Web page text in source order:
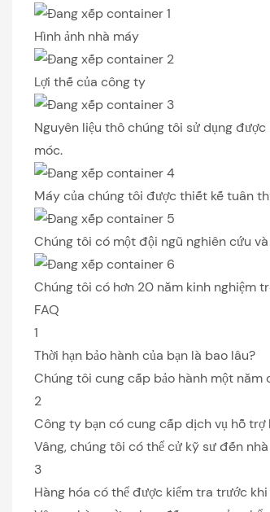
Hình ảnh nhà máy
Lợi thế của công ty
Nguyên liệu thô chúng tôi sử dụng
móc.
Máy của chúng tôi được thiết kế tuân
Chúng tôi có một đội ngũ nghiên cứu
Chúng tôi có hơn 20 năm kinh nghiệm
FAQ
1
Thời hạn bảo hành của bạn là bao lâu?
Chúng tôi cung cấp bảo hành một năm
2
Công ty bạn có cung cấp dịch vụ hỗ trợ
Vâng, chúng tôi có thể cử kỹ sư đến
3
Hàng hóa có thể được kiểm tra trước